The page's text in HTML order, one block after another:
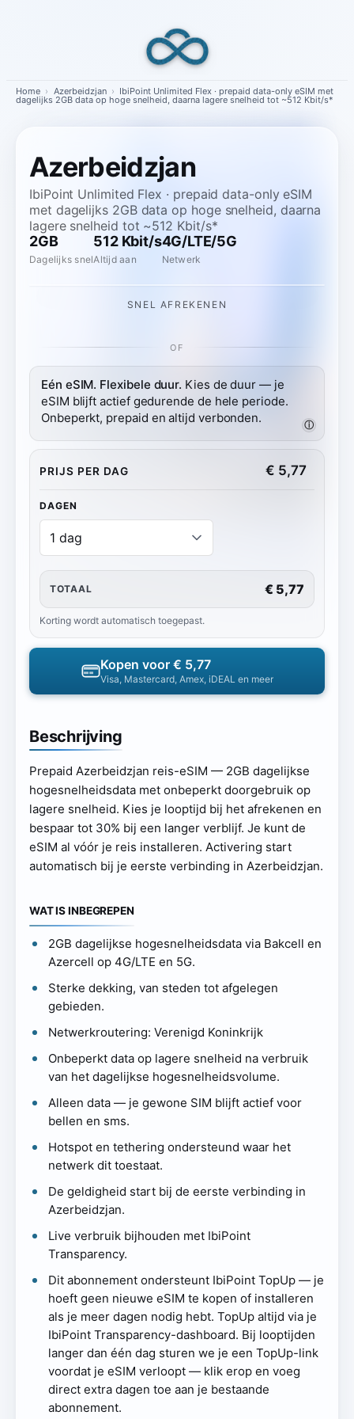
Home › Azerbeidzjan › IbiPoint Unlimited Flex · prepaid data-only eSIM met
dagelijks 2GB data op hoge snelheid, daarna lagere snelheid tot ~512 Kbit/s*
Azerbeidzjan
IbiPoint Unlimited Flex · prepaid data-only eSIM
met dagelijks 2GB data op hoge snelheid, daarna
lagere snelheid tot ~512 Kbit/s*
2GB
Dagelijks snel
512 Kbit/s
Altijd aan
4G/LTE/5G
Netwerk
Beschrijving
Prepaid Azerbeidzjan reis-eSIM — 2GB dagelijkse
hogesnelheidsdata met onbeperkt doorgebruik op
lagere snelheid. Kies je looptijd bij het afrekenen en
bespaar tot 30% bij een langer verblijf. Je kunt de
eSIM al vóór je reis installeren. Activering start
automatisch bij je eerste verbinding in Azerbeidzjan.
WAT IS INBEGREPEN
2GB dagelijkse hogesnelheidsdata via Bakcell en
Azercell op 4G/LTE en 5G.
Sterke dekking, van steden tot afgelegen
gebieden.
Netwerkroutering: Verenigd Koninkrijk
Onbeperkt data op lagere snelheid na verbruik
van het dagelijkse hogesnelheidsvolume.
Alleen data — je gewone SIM blijft actief voor
bellen en sms.
Hotspot en tethering ondersteund waar het
netwerk dit toestaat.
De geldigheid start bij de eerste verbinding in
Azerbeidzjan.
Live verbruik bijhouden met IbiPoint
Transparency.
Dit abonnement ondersteunt IbiPoint TopUp — je
hoeft geen nieuwe eSIM te kopen of installeren
als je meer dagen nodig hebt. TopUp altijd via je
IbiPoint Transparency-dashboard. Bij looptijden
langer dan één dag sturen we je een TopUp-link
voordat je eSIM verloopt — klik erop en voeg
direct extra dagen toe aan je bestaande
abonnement.
SNEL AFREKENEN
OF
Eén eSIM. Flexibele duur. Kies de duur — je
eSIM blijft actief gedurende de hele periode.
Onbeperkt, prepaid en altijd verbonden.
ⓘ
PRIJS PER DAG € 5,77
DAGEN
TOTAAL € 5,77
Korting wordt automatisch toegepast.
Kopen voor € 5,77
Visa, Mastercard, Amex, iDEAL en meer